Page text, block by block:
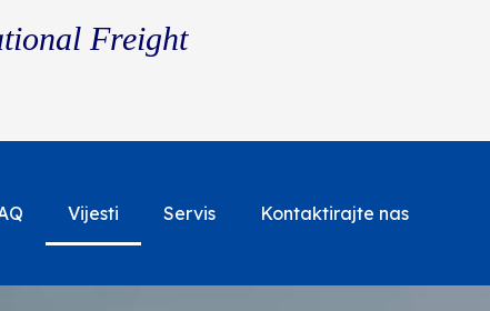
Freight
Vijesti Servis Kontaktirajte nas